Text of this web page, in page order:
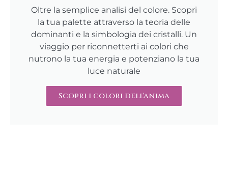
Oltre la semplice analisi del colore. Scopri
la tua palette attraverso la teoria delle
dominanti e la simbologia dei cristalli. Un
viaggio per riconnetterti ai colori che
nutrono la tua energia e potenziano la tua
luce naturale
Scopri i colori dell'anima